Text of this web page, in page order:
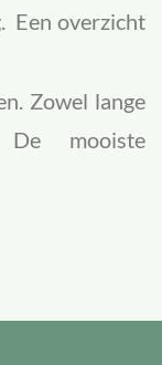
Een overzicht
Zowel lange
De mooiste